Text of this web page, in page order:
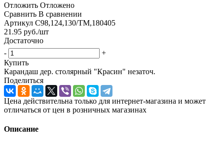
Отложить Отложено
Сравнить В сравнении
Артикул С98,124,130/ТМ,180405
21.95 руб./шт
Достаточно
-
+
Купить
Карандаш дер. столярный "Красин" незаточ.
Поделиться
Цена действительна только для интернет-магазина и может
отличаться от цен в розничных магазинах
Описание